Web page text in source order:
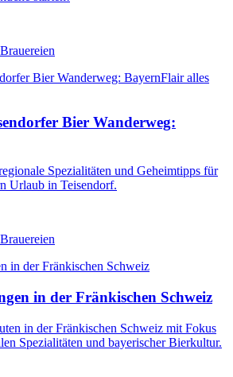
Bier Wanderweg:
Spezialitäten und Geheimtipps für
Urlaub in Teisendorf.
in der Fränkischen Schweiz
in der Fränkischen Schweiz mit Fokus
Spezialitäten und bayerischer Bierkultur.